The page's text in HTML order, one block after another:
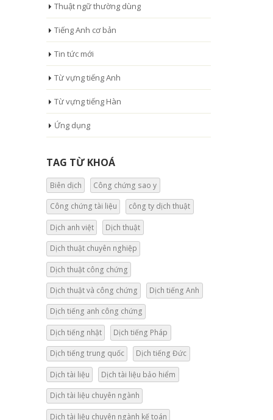
Thuật ngữ thường dùng
Tiếng Anh cơ bản
Tin tức mới
Từ vựng tiếng Anh
Từ vựng tiếng Hàn
Ứng dụng
TAG TỪ KHOÁ
Biên dịch Công chứng sao y
Công chứng tài liệu công ty dịch thuật
Dịch anh việt Dịch thuật
Dịch thuật chuyên nghiệp
Dịch thuật công chứng
Dịch thuật và công chứng Dịch tiếng Anh
Dịch tiếng anh công chứng
Dịch tiếng nhật Dịch tiếng Pháp
Dịch tiếng trung quốc Dịch tiếng Đức
Dịch tài liệu Dịch tài liệu bảo hiểm
Dịch tài liệu chuyên ngành
Dịch tài liệu chuyên ngành kế toán